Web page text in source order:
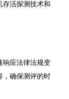
存活探测技术和
响应法律法规变
，确保测评的时